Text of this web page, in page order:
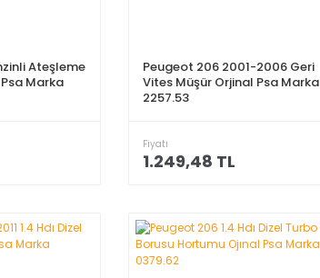
Ateşleme
Psa Marka
Peugeot 206 2001-2006 Geri
Vites Müşür Orjinal Psa Marka
2257.53
Fiyatı
1.249,48 TL